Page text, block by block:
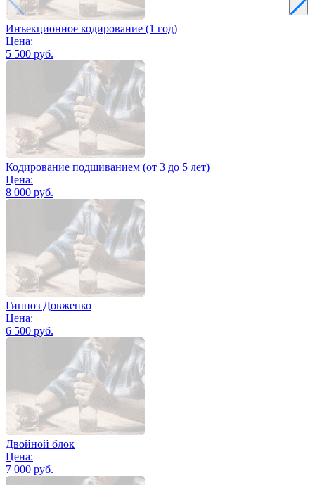
Инъекционное кодирование (1 год)
Цена:
5 500 руб.
Кодирование подшиванием (от 3 до 5 лет)
Цена:
8 000 руб.
Гипноз Довженко
Цена:
6 500 руб.
Двойной блок
Цена:
7 000 руб.